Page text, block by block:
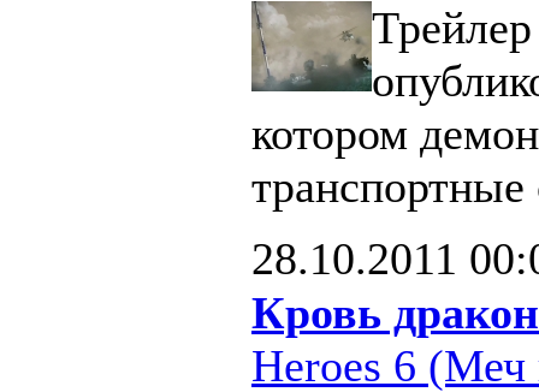
котором
транспортные
28.10.2011
Кровь
Heroes 6 (Меч